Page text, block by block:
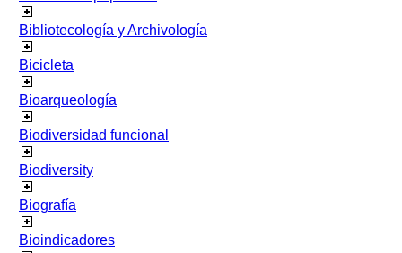
Bibliotecología y Archivología
Bicicleta
Bioarqueología
Biodiversidad funcional
Biodiversity
Biografía
Bioindicadores